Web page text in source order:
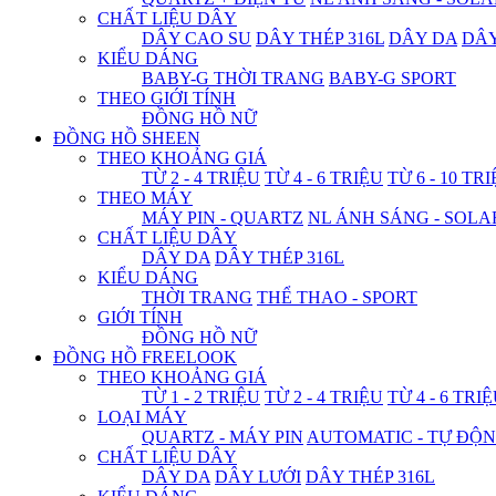
CHẤT LIỆU DÂY
DÂY CAO SU DÂY THÉP 316L DÂY DA
KIỂU DÁNG
BABY-G THỜI TRANG BABY-G SPORT
THEO GIỚI TÍNH
ĐỒNG HỒ NỮ
ĐỒNG HỒ SHEEN
THEO KHOẢNG GIÁ
TỪ 2 - 4 TRIỆU TỪ 4 - 6 TRIỆU TỪ 6 - 10
THEO MÁY
MÁY PIN - QUARTZ NL ÁNH SÁNG -
CHẤT LIỆU DÂY
DÂY DA DÂY THÉP 316L
KIỂU DÁNG
THỜI TRANG THỂ THAO - SPORT
GIỚI TÍNH
ĐỒNG HỒ NỮ
ĐỒNG HỒ FREELOOK
THEO KHOẢNG GIÁ
TỪ 1 - 2 TRIỆU TỪ 2 - 4 TRIỆU TỪ 4 - 6
LOẠI MÁY
QUARTZ - MÁY PIN AUTOMATIC - TỰ
CHẤT LIỆU DÂY
DÂY DA DÂY LƯỚI DÂY THÉP 316L